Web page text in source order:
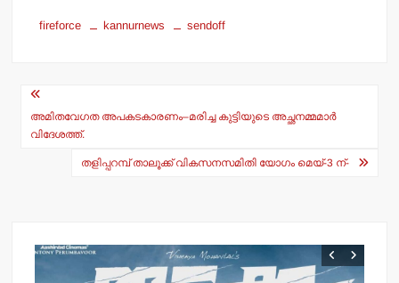
at
p
p
c
o
o
fireforce kannurnews sendoff
Post
navigation
അമിതവേഗത അപകടകാരണം–മരിച്ച കുട്ടിയുടെ അച്ഛനമ്മമാര്‍
വിദേശത്ത്.
തളിപ്പറമ്പ് താലൂക്ക് വികസനസമിതി യോഗം മെയ്-3 ന്-